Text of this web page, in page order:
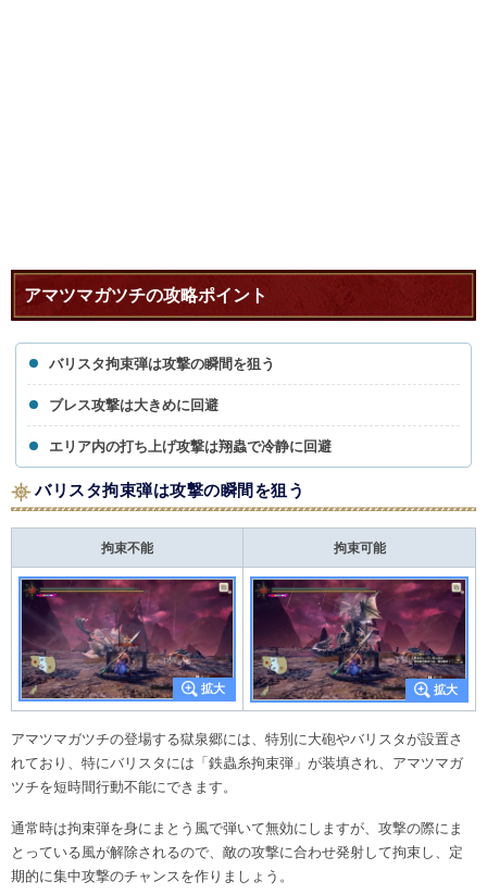
アマツマガツチの攻略ポイント
バリスタ拘束弾は攻撃の瞬間を狙う
ブレス攻撃は大きめに回避
エリア内の打ち上げ攻撃は翔蟲で冷静に回避
バリスタ拘束弾は攻撃の瞬間を狙う
拘束不能 拘束可能
アマツマガツチの登場する獄泉郷には、特別に大砲やバリスタが設置さ
れており、特にバリスタには「鉄蟲糸拘束弾」が装填され、アマツマガ
ツチを短時間行動不能にできます。
通常時は拘束弾を身にまとう風で弾いて無効にしますが、攻撃の際にま
とっている風が解除されるので、敵の攻撃に合わせ発射して拘束し、定
期的に集中攻撃のチャンスを作りましょう。